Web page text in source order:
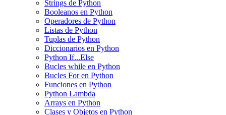
Strings de Python
Booleanos en Python
Operadores de Python
Listas de Python
Tuplas de Python
Diccionarios en Python
Python If...Else
Bucles while en Python
Bucles For en Python
Funciones en Python
Python Lambda
Arrays en Python
Clases y Objetos en Python